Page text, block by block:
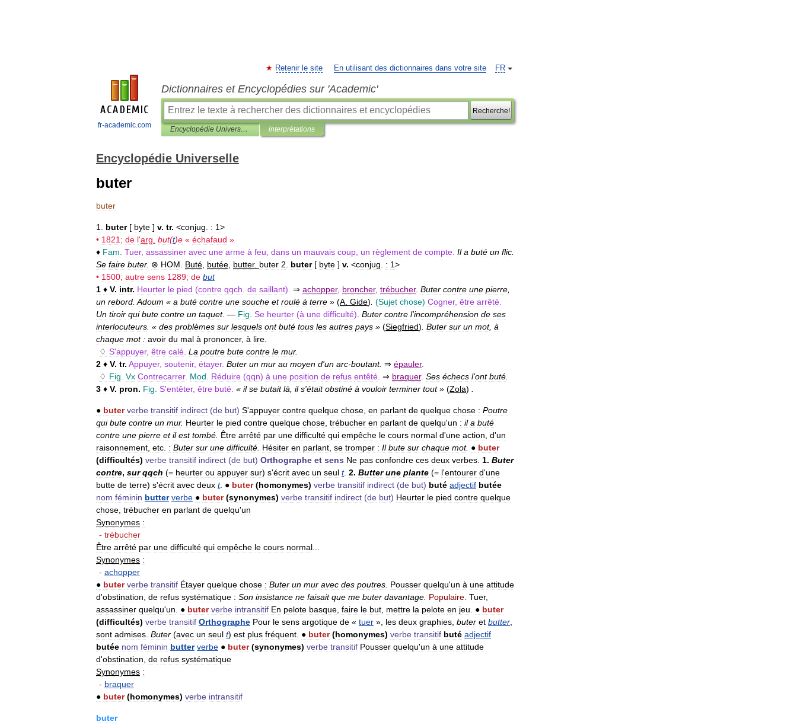
fr-academic.com
FR
Retenir le site En utilisant des dictionnaires dans votre site
Dictionnaires et Encyclopédies sur 'Academic'
Recherche!
Encyclopédie Universelle interprétations
Encyclopédie Universelle
buter
buter
1 buter[ byte ] v. tr. <conjug : 1>
• 1821 ; de l'arg but(t)e « échafaud »
♦ Fam Tuer, assassiner avec une arme à feu dans un mauvais coup un règlement de compte Il a buté un flic
Se faire buter. ⊗ HOM Buté butée butter. buter 2 buter[ byte ] v. <conjug : 1>
• 1500; autre sens 1289; de but
1 ♦ V. intr. Heurter le pied (contre qqch de saillant). ⇒ achopper, broncher, trébucher. Buter contre une pierre
un rebord Adoum « a buté contre une souche et roulé à terre » (A Gide) (Sujet chose) Cogner, être arrêté
Un tiroir qui bute contre un taquet. — Fig Se heurter (à une difficulté). Buter contre l'incompréhension de ses
interlocuteurs . « des problèmes sur lesquels ont buté tous les autres pays » (Siegfried) Buter sur un mot, à
chaque mot : avoir du mal à prononcer, à lire
♢ S'appuyer, être calé La poutre bute contre le mur.
2 ♦ V. tr. Appuyer, soutenir, étayer. Buter un mur au moyen d'un arc-boutant. ⇒ épauler.
♢ Fig Vx Contrecarrer. Mod Réduire (qqn) à une position de refus entêté ⇒ braquer. Ses échecs l'ont buté
3 ♦ V. pron. Fig S'entêter, être buté « il se butait là il s'était obstiné à vouloir terminer tout» (Zola)
● buter verbe transitif indirect (de but) S'appuyer contre quelque chose en parlant de quelque chose : Poutre
qui bute contre un mur. Heurter le pied contre quelque chose trébucher en parlant de quelqu'un : il a buté
contre une pierre et il est tombé Être arrêté par une difficulté qui empêche le cours normal d'une action d'un
raisonnement etc : Buter sur une difficulté Hésiter en parlant se tromper : Il bute sur chaque mot. ● buter
(difficultés) verbe transitif indirect (de but) Orthographe et sens Ne pas confondre ces deux verbes 1. Buter
contre, sur qqch (= heurter ou appuyer sur) s'écrit avec un seul t. 2. Butter une plante (= l'entourer d'une
butte de terre) s'écrit avec deux t. ● buter(homonymes) verbe transitif indirect (de but) buté adjectif butée
nom féminin butter verbe ● buter(synonymes) verbe transitif indirect (de but) Heurter le pied contre quelque
chose trébucher en parlant de quelqu'un
Synonymes :
- trébucher
Être arrêté par une difficulté qui empêche le cours normal
Synonymes :
- achopper
● buter verbe transitif Étayer quelque chose : Buter un mur avec des poutres Pousser quelqu'un à une attitude
d'obstination de refus systématique : Son insistance ne faisait que me buter davantage Populaire Tuer,
assassiner quelqu'un ● buter verbe intransitif En pelote basque faire le but mettre la pelote en jeu ● buter
(difficultés) verbe transitif Orthographe Pour le sens argotique de « tuer », les deux graphies buter et butter
sont admises Buter (avec un seul t) est plus fréquent ● buter(homonymes) verbe transitif buté adjectif
butée nom féminin butter verbe ● buter(synonymes) verbe transitif Pousser quelqu'un à une attitude
d'obstination de refus systématique
Synonymes :
- braquer
● buter(homonymes) verbe intransitif
buter